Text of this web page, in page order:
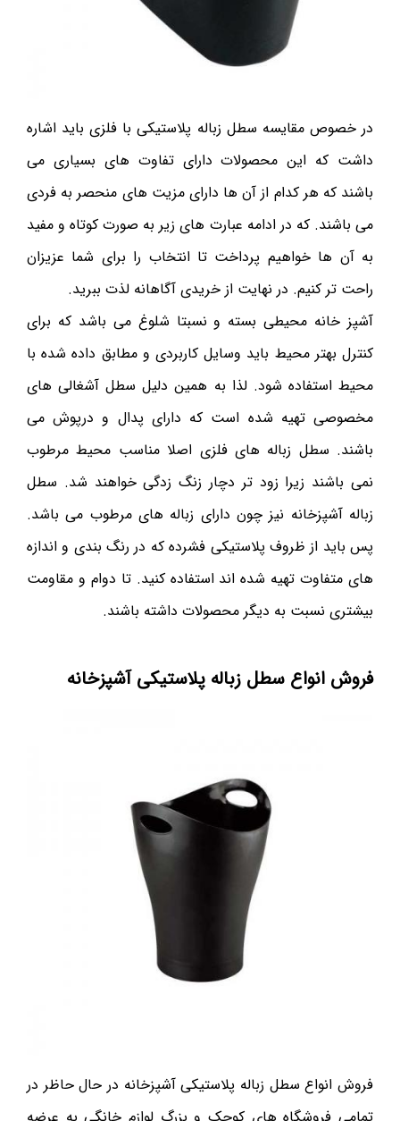
در خصوص مقایسه سطل زباله پلاستیکی با فلزی باید اشاره
داشت که این محصولات دارای تفاوت های بسیاری می
باشند که هر کدام از آن ها دارای مزیت های منحصر به فردی
می باشند. که در ادامه عبارت های زیر به صورت کوتاه و مفید
به آن ها خواهیم پرداخت تا انتخاب را برای شما عزیزان
راحت تر کنیم. در نهایت از خریدی آگاهانه لذت ببرید.
آشپز خانه محیطی بسته و نسبتا شلوغ می باشد که برای
کنترل بهتر محیط باید وسایل کاربردی و مطابق داده شده با
محیط استفاده شود. لذا به همین دلیل سطل آشغالی های
مخصوصی تهیه شده است که دارای پدال و درپوش می
باشند. سطل زباله های فلزی اصلا مناسب محیط مرطوب
نمی باشند زیرا زود تر دچار زنگ زدگی خواهند شد. سطل
زباله آشپزخانه نیز چون دارای زباله های مرطوب می باشد.
پس باید از ظروف پلاستیکی فشرده که در رنگ بندی و اندازه
های متفاوت تهیه شده اند استفاده کنید. تا دوام و مقاومت
بیشتری نسبت به دیگر محصولات داشته باشند.
فروش انواع سطل زباله پلاستیکی آشپزخانه
فروش انواع سطل زباله پلاستیکی آشپزخانه در حال حاظر در